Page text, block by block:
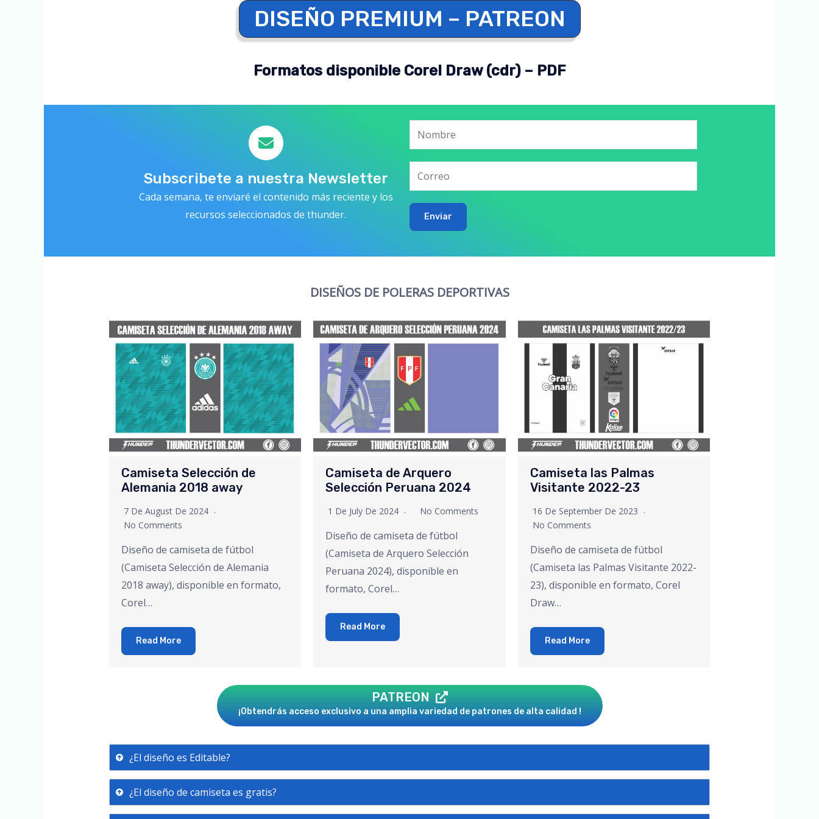
DISEÑO PREMIUM – PATREON
Formatos disponible Corel Draw (cdr) – PDF
Subscribete a nuestra Newsletter
Cada semana, te enviaré el contenido más reciente y los
recursos seleccionados de thunder.
Enviar
DISEÑOS DE POLERAS DEPORTIVAS
Camiseta Selección de
Alemania 2018 away
7 De August De 2024
No Comments
Diseño de camiseta de fútbol
(Camiseta Selección de Alemania
2018 away), disponible en formato,
Corel…
Read More
Camiseta de Arquero
Selección Peruana 2024
1 De July De 2024 No Comments
Diseño de camiseta de fútbol
(Camiseta de Arquero Selección
Peruana 2024), disponible en
formato, Corel…
Read More
Camiseta las Palmas
Visitante 2022-23
16 De September De 2023
No Comments
Diseño de camiseta de fútbol
(Camiseta las Palmas Visitante 2022-
23), disponible en formato, Corel
Draw…
Read More
PATREON
¡Obtendrás acceso exclusivo a una amplia variedad de patrones de alta calidad !
¿El diseño es Editable?
¿El diseño de camiseta es gratis?